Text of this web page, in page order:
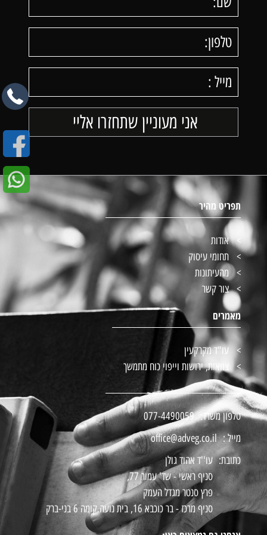
תפריט מהיר
אודות
תחומי עיסוק
מהעיתונות
צור קשר
מאמרים
עו"ד מקרקעין
צוואות, ירושות וייפוי כוח מתמשך
טלפון משרד: 077-4490059
מייל : office@adveg.co.il
כתובת: עו''ד אהוד גולן
סניף ראשי - שד' עמור 77,
פרץ סנטר מגדל העמק
סניף מרכז - בר כוכבא 16, בית נועה קומה 6 בני-ברק